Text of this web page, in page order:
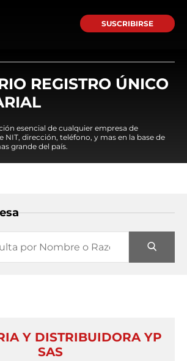
SUSCRIBIRSE
REGISTRO ÚNICO
esencial de cualquier empresa de
NIT, dirección, teléfono, y mas en la base de
grande del país.
Y DISTRIBUIDORA YP
SAS